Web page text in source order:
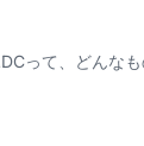
って、どんなも